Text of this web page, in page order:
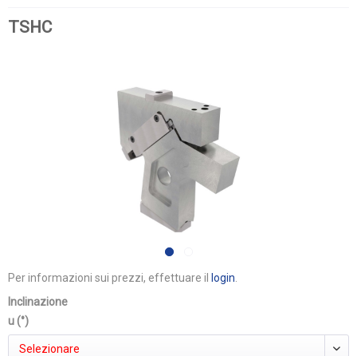
TSHC
Per informazioni sui prezzi, effettuare il login
Inclinazione
u (°)
Selezionare